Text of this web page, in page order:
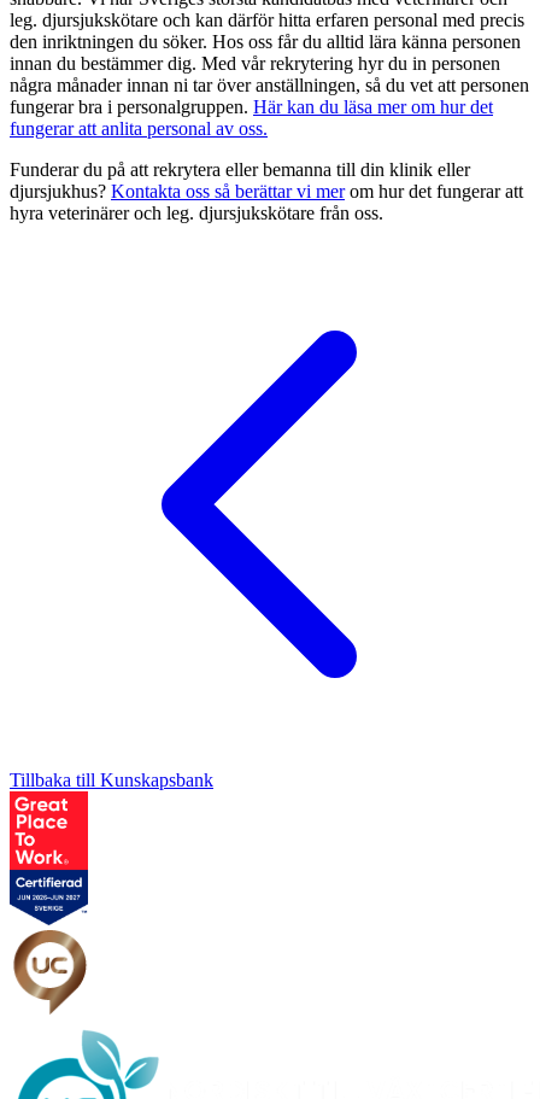
leg. djursjukskötare och kan därför hitta erfaren personal med precis
den inriktningen du söker. Hos oss får du alltid lära känna personen
innan du bestämmer dig. Med vår rekrytering hyr du in personen
några månader innan ni tar över anställningen, så du vet att personen
fungerar bra i personalgruppen. Här kan du läsa mer om hur det
fungerar att anlita personal av oss.
Funderar du på att rekrytera eller bemanna till din klinik eller
djursjukhus? Kontakta oss så berättar vi merom hur det fungerar att
hyra veterinärer och leg. djursjukskötare från oss.
Tillbaka till Kunskapsbank